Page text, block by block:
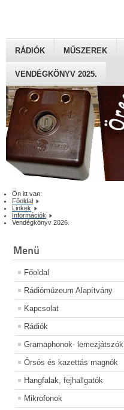
RÁDIÓK MŰSZEREK
VENDÉGKÖNYV 2025.
Ön itt van:
Főoldal
Linkek
Információk
Vendégkönyv 2026.
Menü
Főoldal
Rádiómúzeum Alapítvány
Kapcsolat
Rádiók
Gramaphonok- lemezjátszók
Órsós és kazettás magnók
Hangfalak, fejhallgatók
Mikrofonok